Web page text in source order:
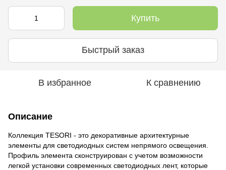
Купить
Быстрый заказ
В избранное К сравнению
Описание
Коллекция TESORI - это декоративные архитектурные
элементы для светодиодных систем непрямого освещения.
Профиль элемента сконструирован с учетом возможности
легкой установки современных светодиодных лент, которые